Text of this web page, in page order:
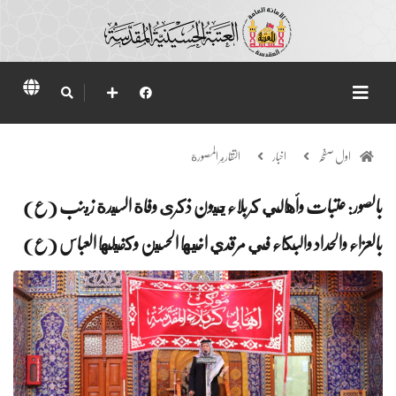
اول صفحہ اخبار التقارير المصورة
بالصور: عتبات وأهالي كربلاء يحيون ذكرى وفاة السيدة زينب (ع)
بالعزاء والحداد والبكاء في مرقدي اخيها الحسين وكفيلها العباس (ع)